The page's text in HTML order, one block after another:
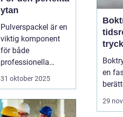
ytan
Pulverspackel är en
viktig komponent
för både
professionella
hantverkare och
31 oktober 2025
en
29